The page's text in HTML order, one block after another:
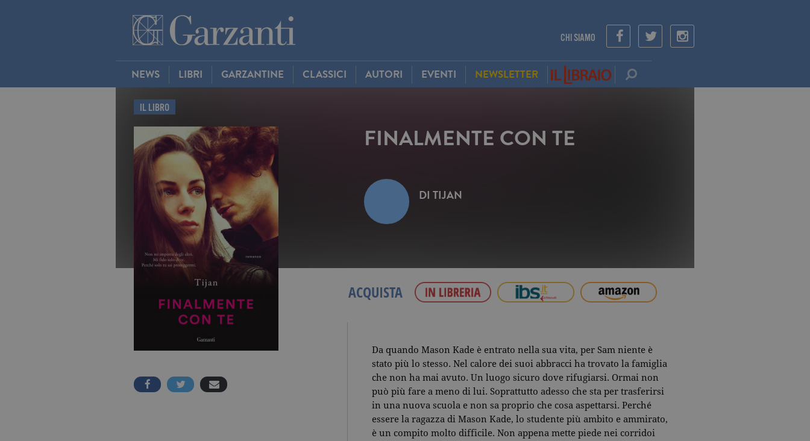
CHI SIAMO
NEWS LIBRI GARZANTINE CLASSICI AUTORI EVENTI NEWSLETTER
IL LIBRO
FINALMENTE CON TE
DI TIJAN
ACQUISTA
Da quando Mason Kade è entrato nella sua vita, per Sam niente è
stato più lo stesso. Nel calore dei suoi abbracci ha trovato la famiglia
che non ha mai avuto. Un luogo sicuro dove rifugiarsi. Ormai non
può più fare a meno di lui. Soprattutto adesso che sta per trasferirsi
in una nuova scuola e non sa proprio che cosa aspettarsi. Perché
essere la ragazza di Mason Kade, lo studente più ambito e ammirato,
è un compito molto difficile. Non appena mette piede nei corridoi